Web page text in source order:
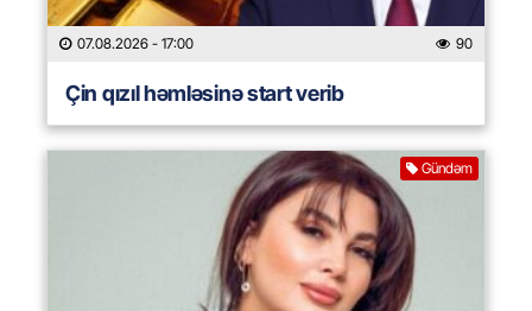
07.08.2026 - 17:00 90
Çin qızıl həmləsinə start verib
Gündəm